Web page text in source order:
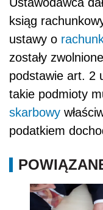
ksiąg
ustawy o
zostały
podstawie art. 2
takie podmioty
skarbowy
podatkiem